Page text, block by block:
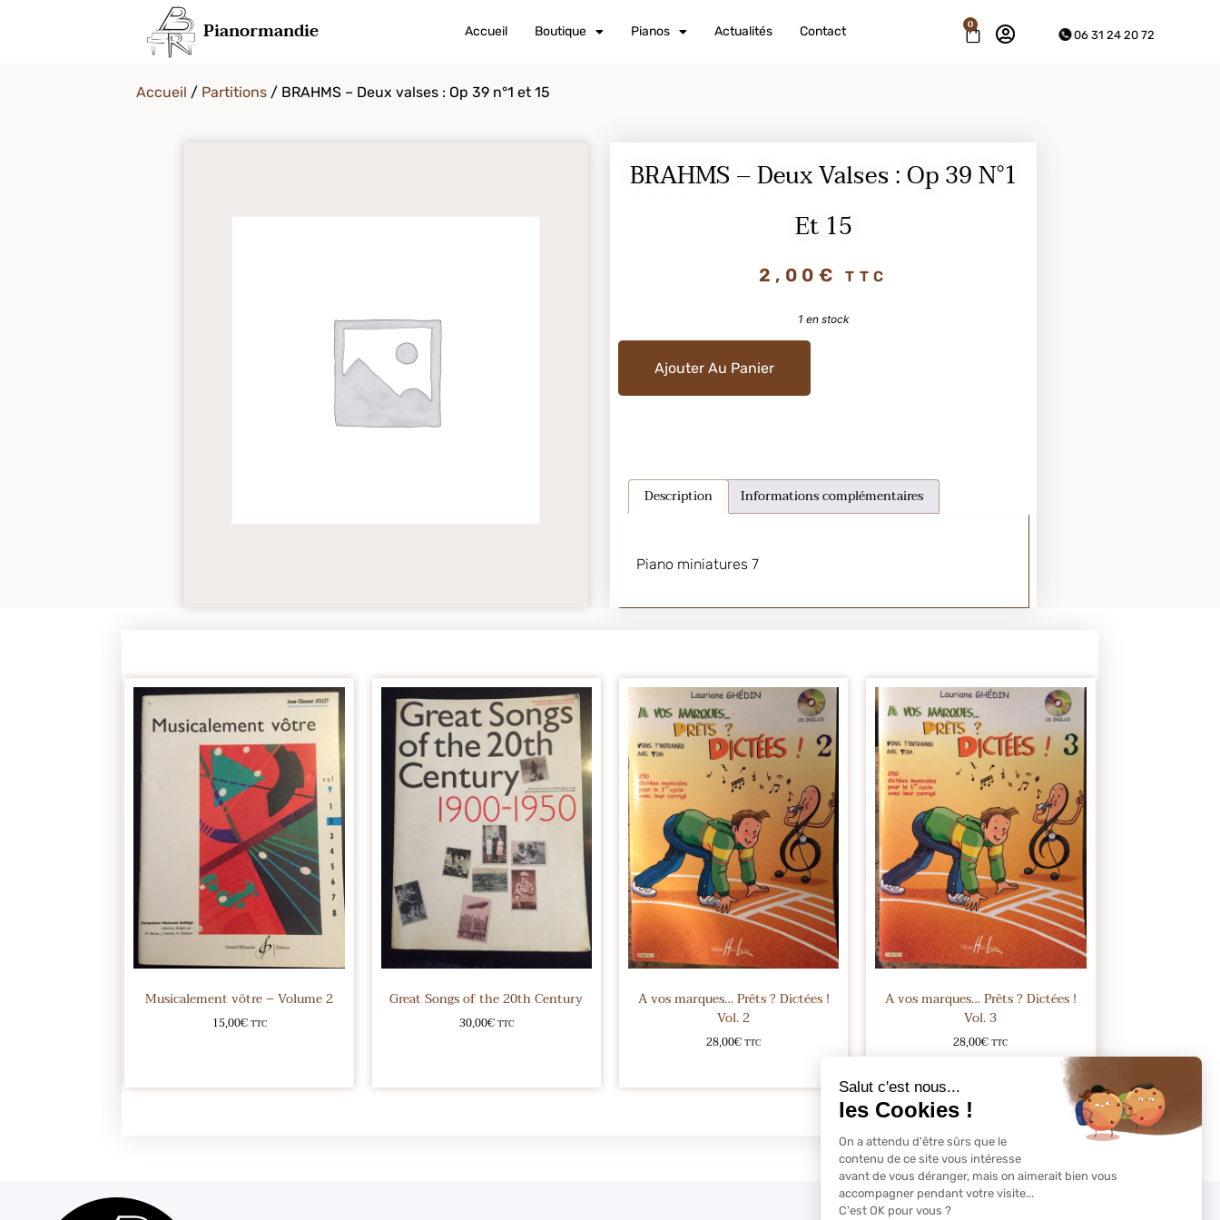
Pianormandie Accueil Boutique Pianos Actualités Contact 0
06 31 24 20 72
Accueil / Partitions / BRAHMS – Deux valses : Op 39 n°1 et 15
BRAHMS – Deux Valses : Op 39 N°1
Et 15
2,00 € TTC
1 en stock
Ajouter Au Panier
Description Informations complémentaires
Piano miniatures 7
Musicalement vôtre – Volume 2
15,00€ TTC
Great Songs of the 20th Century
30,00€TTC
A vos marques… Prêts ? Dictées !
Vol. 2
28,00€TTC
A vos marques… Prêts ? Dictées !
Vol. 3
28,00€ TTC